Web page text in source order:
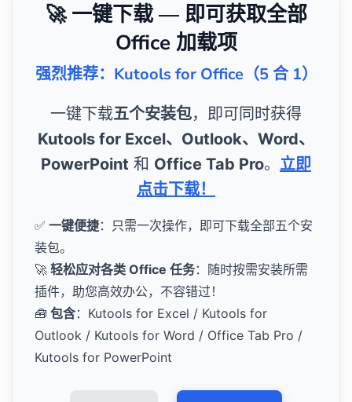
🚀 一键下载 — 即可获取全部
Office 加载项
强烈推荐：Kutools for Office（5 合 1）
一键下载五个安装包，即可同时获得
Kutools for Excel、Outlook、Word、
PowerPoint 和 Office Tab Pro。 立即
点击下载！
✅ 一键便捷：只需一次操作，即可下载全部五个安
装包。
🚀 轻松应对各类 Office 任务：随时按需安装所需
插件，助您高效办公，不容错过！
🧰 包含：Kutools for Excel / Kutools for
Outlook / Kutools for Word / Office Tab Pro /
Kutools for PowerPoint